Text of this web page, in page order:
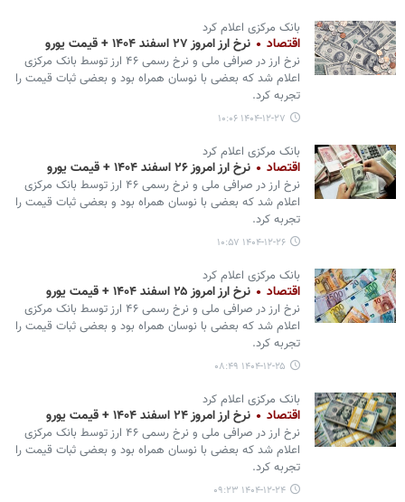
بانک مرکزی اعلام کرد
اقتصاد نرخ ارز امروز ۲۷ اسفند ۱۴۰۴ + قیمت یورو
نرخ ارز در صرافی ملی و نرخ رسمی ۴۶ ارز توسط بانک مرکزی
اعلام شد که بعضی با نوسان همراه بود و بعضی ثبات قیمت را
تجربه کرد.
۱۴۰۴-۱۲-۲۷ ۱۰:۰۶
بانک مرکزی اعلام کرد
اقتصاد نرخ ارز امروز ۲۶ اسفند ۱۴۰۴ + قیمت یورو
نرخ ارز در صرافی ملی و نرخ رسمی ۴۶ ارز توسط بانک مرکزی
اعلام شد که بعضی با نوسان همراه بود و بعضی ثبات قیمت را
تجربه کرد.
۱۴۰۴-۱۲-۲۶ ۱۰:۵۷
بانک مرکزی اعلام کرد
اقتصاد نرخ ارز امروز ۲۵ اسفند ۱۴۰۴ + قیمت یورو
نرخ ارز در صرافی ملی و نرخ رسمی ۴۶ ارز توسط بانک مرکزی
اعلام شد که بعضی با نوسان همراه بود و بعضی ثبات قیمت را
تجربه کرد.
۱۴۰۴-۱۲-۲۵ ۰۸:۴۹
بانک مرکزی اعلام کرد
اقتصاد نرخ ارز امروز ۲۴ اسفند ۱۴۰۴ + قیمت یورو
نرخ ارز در صرافی ملی و نرخ رسمی ۴۶ ارز توسط بانک مرکزی
اعلام شد که بعضی با نوسان همراه بود و بعضی ثبات قیمت را
تجربه کرد.
۱۴۰۴-۱۲-۲۴ ۰۹:۲۳